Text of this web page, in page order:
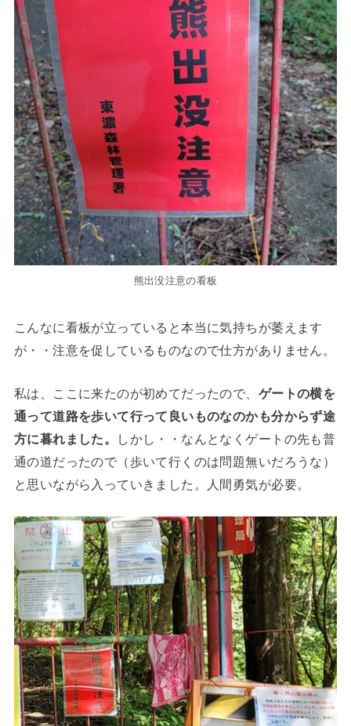
熊出没注意の看板
こんなに看板が立っていると本当に気持ちが萎えます
が・・注意を促しているものなので仕方がありません。
私は、ここに来たのが初めてだったので、 ゲートの横を
通って道路を歩いて行って良いものなのかも分からず途
方に暮れました。
しかし・・なんとなくゲートの先も普
通の道だったので（歩いて行くのは問題無いだろうな）
と思いながら入っていきました。人間勇気が必要。